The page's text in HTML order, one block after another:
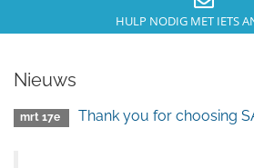
HULP NODIG MET IETS
Nieuws
mrt 17e Thank you for choosing